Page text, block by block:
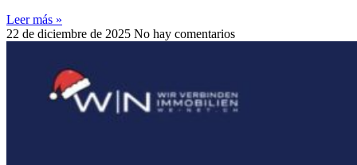
Leer más »
22 de diciembre de 2025 No hay comentarios